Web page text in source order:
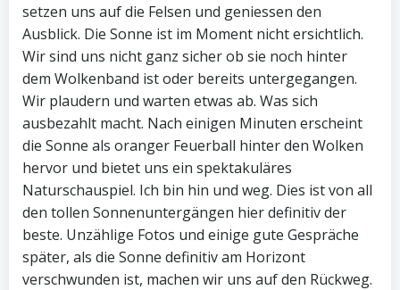
setzen uns auf die Felsen und geniessen den
Ausblick. Die Sonne ist im Moment nicht ersichtlich.
Wir sind uns nicht ganz sicher ob sie noch hinter
dem Wolkenband ist oder bereits untergegangen.
Wir plaudern und warten etwas ab. Was sich
ausbezahlt macht. Nach einigen Minuten erscheint
die Sonne als oranger Feuerball hinter den Wolken
hervor und bietet uns ein spektakuläres
Naturschauspiel. Ich bin hin und weg. Dies ist von all
den tollen Sonnenuntergängen hier definitiv der
beste. Unzählige Fotos und einige gute Gespräche
später, als die Sonne definitiv am Horizont
verschwunden ist, machen wir uns auf den Rückweg.